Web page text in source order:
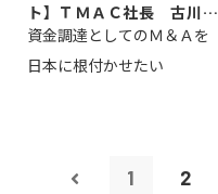
ト】ＴＭＡＣ社長 古川英
一
資金調達としてのＭ＆Ａを
日本に根付かせたい
1 2